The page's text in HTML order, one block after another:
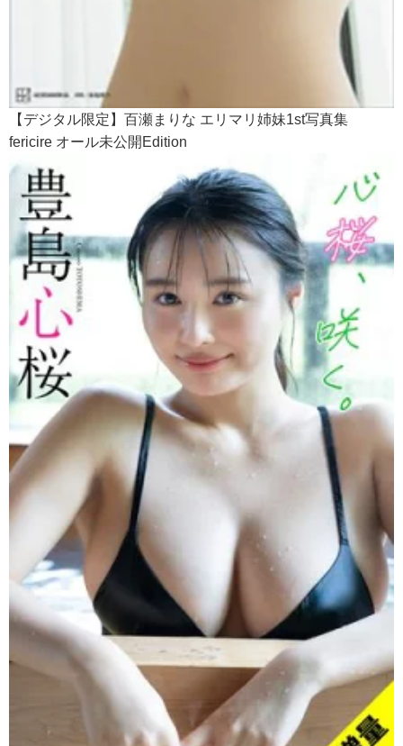
【デジタル限定】百瀬まりな エリマリ姉妹1st写真集
fericire オール未公開Edition